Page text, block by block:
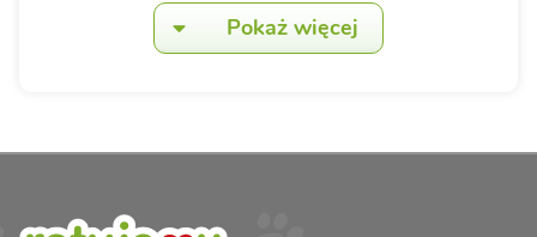
Pokaż więcej